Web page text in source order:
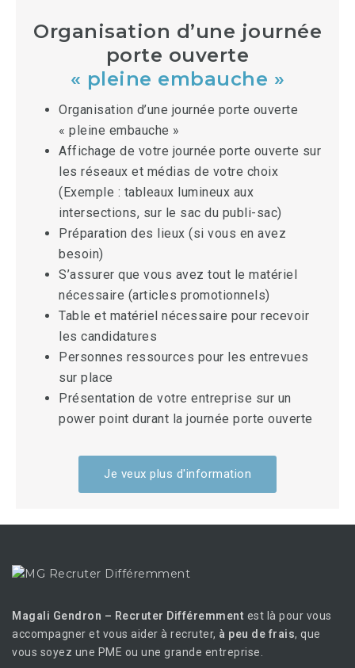
Organisation d’une journée
porte ouverte
« pleine embauche »
Organisation d’une journée porte ouverte
« pleine embauche »
Affichage de votre journée porte ouverte sur
les réseaux et médias de votre choix
(Exemple : tableaux lumineux aux
intersections, sur le sac du publi-sac)
Préparation des lieux (si vous en avez
besoin)
S’assurer que vous avez tout le matériel
nécessaire (articles promotionnels)
Table et matériel nécessaire pour recevoir
les candidatures
Personnes ressources pour les entrevues
sur place
Présentation de votre entreprise sur un
power point durant la journée porte ouverte
Je veux plus d'information
Magali Gendron – Recruter Différemment est là pour vous
accompagner et vous aider à recruter, à peu de frais, que
vous soyez une PME ou une grande entreprise.